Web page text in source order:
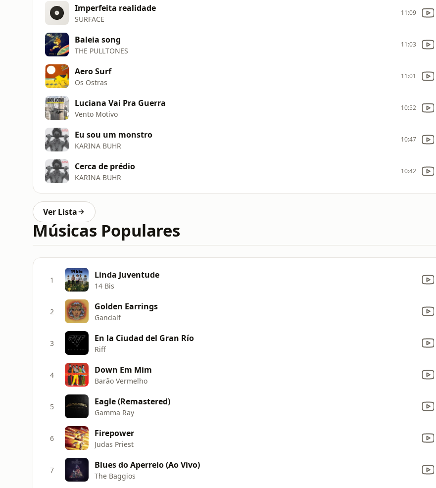
Imperfeita realidade
SURFACE
11:09
Baleia song
THE PULLTONES
11:03
Aero Surf
Os Ostras
11:01
Luciana Vai Pra Guerra
Vento Motivo
10:52
Eu sou um monstro
KARINA BUHR
10:47
Cerca de prédio
KARINA BUHR
10:42
Ver Lista
Músicas Populares
1 Linda Juventude
14 Bis
2 Golden Earrings
Gandalf
3 En la Ciudad del Gran Río
Riff
4 Down Em Mim
Barão Vermelho
5 Eagle (Remastered)
Gamma Ray
6 Firepower
Judas Priest
7 Blues do Aperreio (Ao Vivo)
The Baggios